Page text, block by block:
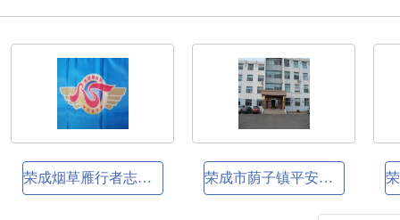
荣成烟草雁行者志愿服务队 荣成市荫子镇平安建设志愿服务队